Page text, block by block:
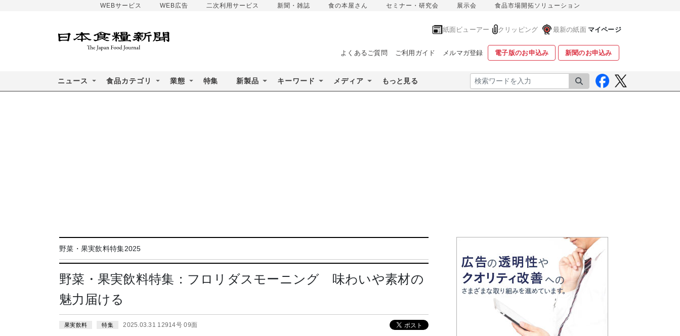
WEBサービス WEB広告 二次利用サービス 新聞・雑誌 食の本屋さん セミナー・研究会 展示会 食品市場開拓ソリューション
紙面ビューアー クリッピング 最新の紙面 マイページ
よくあるご質問 ご利用ガイド メルマガ登録 電子版のお申込み 新聞のお申込み
ニュース 食品カテゴリ 業態 特集 新製品 キーワード メディア もっと見る 検索
野菜・果実飲料特集2025
野菜・果実飲料特集：フロリダスモーニング 味わいや素材の
魅力届ける
果実飲料 特集 2025.03.31 12914号 09面